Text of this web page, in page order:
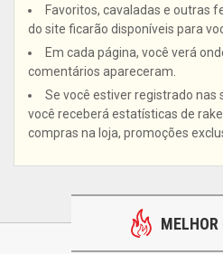
Favoritos, cavaladas e outras
do site ficarão disponíveis para
Em cada página, você verá
comentários apareceram.
Se você estiver registrado nas
você receberá estatísticas de
compras na loja, promoções
MELHOR